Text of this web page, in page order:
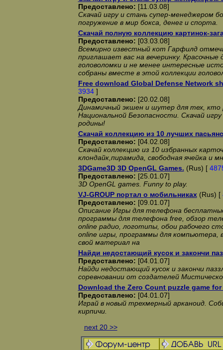
Предоставлено: [11.03.08]
Скачай игру и стань супер-менеджером
погружение в мир бокса, денег и спорта.
Скачай полную коллекцию картинок-
Предоставлено: [03.03.08]
Всемирно известный кот Гарфилд
приглашает вас на вечеринку.
головоломки и не менее интересные
собраны вместе в этой коллекции
Free download Global Defense Network
3934]
Предоставлено: [20.02.08]
Динамичный экшен и шутер для тех,
Национальной Безопасности. Скачай
родины!
Скачай коллекцию из 10 лучших
Предоставлено: [04.02.08]
Скачай коллекцию из 10 избранных
клондайк,пирамида, свободная ячейка и
3DGame3D 3D OpenGL Games. (Rus) [
Предоставлено: [25.01.07]
3D OpenGL games. Funny to play.
VJ-GROUP портал о мобильниках(Rus) [
Предоставлено: [09.01.07]
Описание Игры для телефона
программы для телефона free, обзор
online радио, логотипы, обои рабочего
online игры, программы для компьютера,
свой материал на
Найди недостающий кусок и закончи
Предоставлено: [04.01.07]
Найди недостающий кусок и закончи
соревновании от создателей
Download the Zero Count puzzle game for
Предоставлено: [04.01.07]
Играй в новый трехмерный арканоид.
кирпичи.
next 20 >>